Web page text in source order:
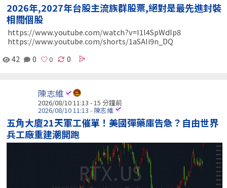
2026年,2027年台股主流族群股票,絕對是最先進封裝
相關個股
https://www.youtube.com/watch?v=I1l4SpWdIp8
https://www.youtube.com/shorts/1aSAIi9n_DQ
42
0 0
陳志維
2026/08/10 11:13 -15 分鐘前
2026/08/10 11:13 - 陳志維
五角大廈21天軍工催單！美國彈藥庫告急？自由世界
兵工廠重建潮開跑